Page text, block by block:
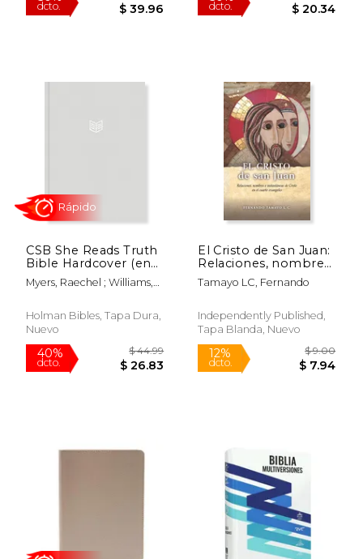
50%
dcto.
$ 79.91
$ 39.96
50%
dcto. $
CSB She Reads Truth
Bible Hardcover (en
Inglés)
Myers, Raechel ; Williams,
By Holman
Holman Bibles, Tapa Dura,
Nuevo
El Cristo de San Juan:
Relaciones, nombres
e instantáneas de
Cristo en el cuarto
Tamayo LC, Fernando
Independently Published,
Tapa Blanda, Nuevo